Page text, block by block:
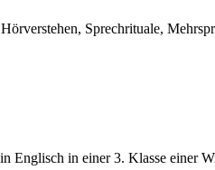
Sprechrituale,
in einer 3. Klasse einer